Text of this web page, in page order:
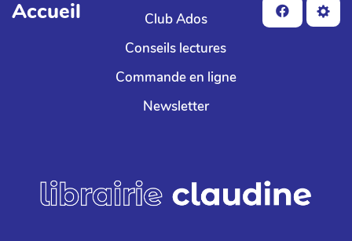
Accueil
Club Ados
Conseils lectures
Commande en ligne
Newsletter